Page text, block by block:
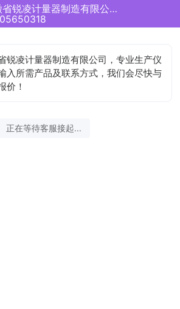
安徽省锐凌计量器制造有限公司正在为您服务
锐凌计量器制造有限公司，专业生产仪
入所需产品及联系方式，我们会尽快与
价！
正在等待客服接起...